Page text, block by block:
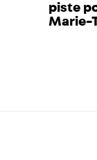
piste
Marie-